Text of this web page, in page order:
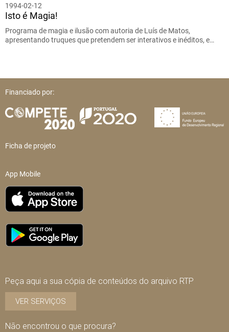
1994-02-12
Isto é Magia!
Programa de magia e ilusão com autoria de Luís de Matos,
apresentando truques que pretendem ser interativos e inéditos, e…
Financiado por:
Ficha de projeto
App Mobile
Peça aqui a sua cópia de conteúdos do arquivo RTP
VER SERVIÇOS
Não encontrou o que procura?